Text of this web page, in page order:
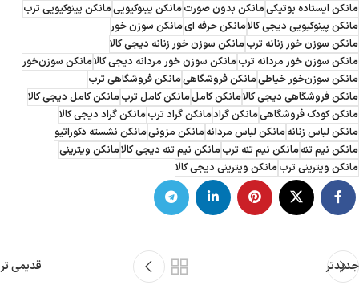
مانکن ایستاده بوتیکیمانکن بدون صورتمانکن پینوکیوییمانکن پینوکیویی ترب
مانکن پینوکیویی دیجی کالامانکن حرفه ایمانکن سوزن خور
مانکن سوزن خور زنانه تربمانکن سوزن خور زنانه دیجی کالا
مانکن سوزن خور مردانه تربمانکن سوزن خور مردانه دیجی کالامانکن سوزن‌خور
مانکن سوزن‌خور خیاطیمانکن فروشگاهیمانکن فروشگاهی ترب
مانکن فروشگاهی دیجی کالامانکن کاملمانکن کامل تربمانکن کامل دیجی کالا
مانکن کودک فروشگاهیمانکن گرادمانکن گراد تربمانکن گراد دیجی کالا
مانکن لباس زنانهمانکن لباس مردانهمانکن مزونیمانکن نشسته دکوراتیو
مانکن نیم تنهمانکن نیم تنه تربمانکن نیم تنه دیجی کالامانکن ویترینی
مانکن ویترینی تربمانکن ویترینی دیجی کالا
جدیدتر قدیمی تر